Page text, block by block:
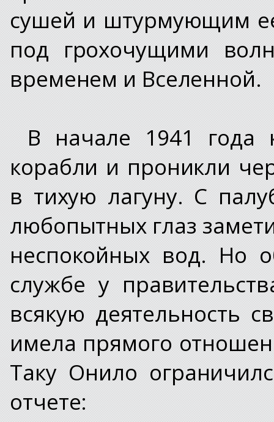
сушей и штурмующим
под грохочущими
временем и Вселенной.
В начале 1941 года
корабли и проникли
в тихую лагуну. С
любопытных глаз
неспокойных вод. Но
службе у
всякую деятельность
имела прямого
Таку Онило
отчете: